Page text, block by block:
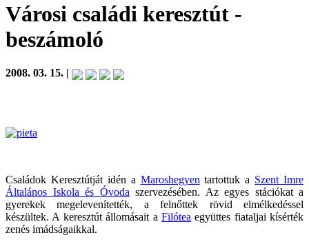
Városi családi keresztút -
beszámoló
2008. 03. 15. |
Családok Keresztútját idén a Maroshegyen tartottuk a Szent Imre
Általános Iskola és Óvoda szervezésében. Az egyes stációkat a
gyerekek megelevenítették, a felnőttek rövid elmélkedéssel
készültek. A keresztút állomásait a Filótea együttes fiataljai kísérték
zenés imádságaikkal.